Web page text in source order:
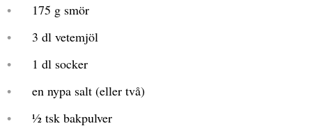
175 g smör
3 dl vetemjöl
1 dl socker
en nypa salt (eller två)
½ tsk bakpulver